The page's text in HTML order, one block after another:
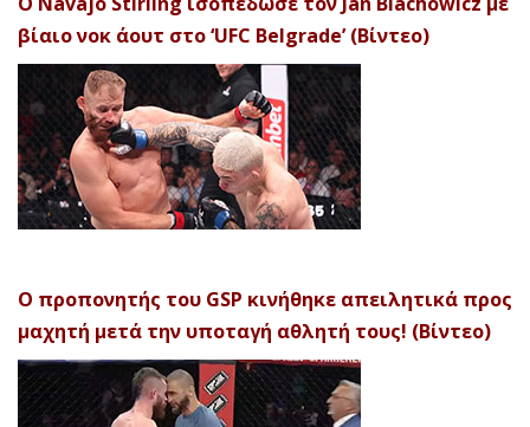
βίαιο νοκ άουτ στο ‘UFC Belgrade’ (Βίντεο)
Ο προπονητής του GSP κινήθηκε απειλητικά προς
μαχητή μετά την υποταγή αθλητή τους! (Βίντεο)